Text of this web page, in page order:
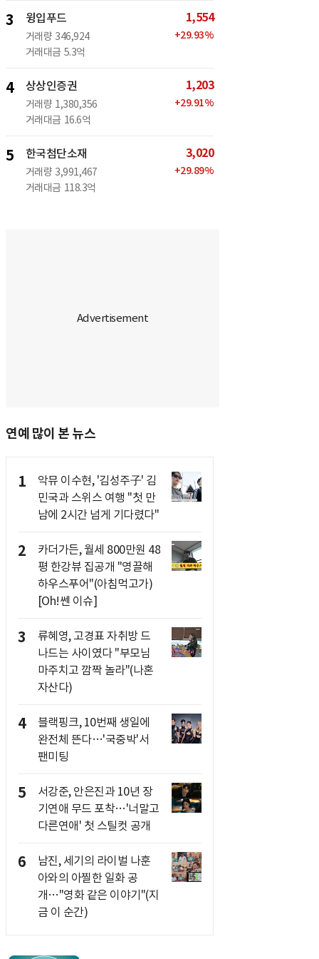
3 윙입푸드
거래량 346,924
거래대금 5.3억
1,554
+29.93%
4 상상인증권
거래량 1,380,356
거래대금 16.6억
1,203
+29.91%
5 한국첨단소재
거래량 3,991,467
거래대금 118.3억
3,020
+29.89%
연예 많이 본 뉴스
1
악뮤 이수현, '김성주子' 김
민국과 스위스 여행 "첫 만
남에 2시간 넘게 기다렸다"
2
카더가든, 월세 800만원 48
평 한강뷰 집공개 "영끌해
하우스푸어"(아침먹고가)
[Oh!쎈 이슈]
3
류혜영, 고경표 자취방 드
나드는 사이였다 "부모님
마주치고 깜짝 놀라"(나혼
자산다)
4
블랙핑크, 10번째 생일에
완전체 뜬다…'국중박'서
팬미팅
5
서강준, 안은진과 10년 장
기연애 무드 포착…'너말고
다른연애' 첫 스틸컷 공개
6
남진, 세기의 라이벌 나훈
아와의 아찔한 일화 공
개…"영화 같은 이야기"(지
금 이 순간)